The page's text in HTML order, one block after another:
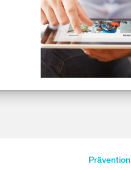
Prävention